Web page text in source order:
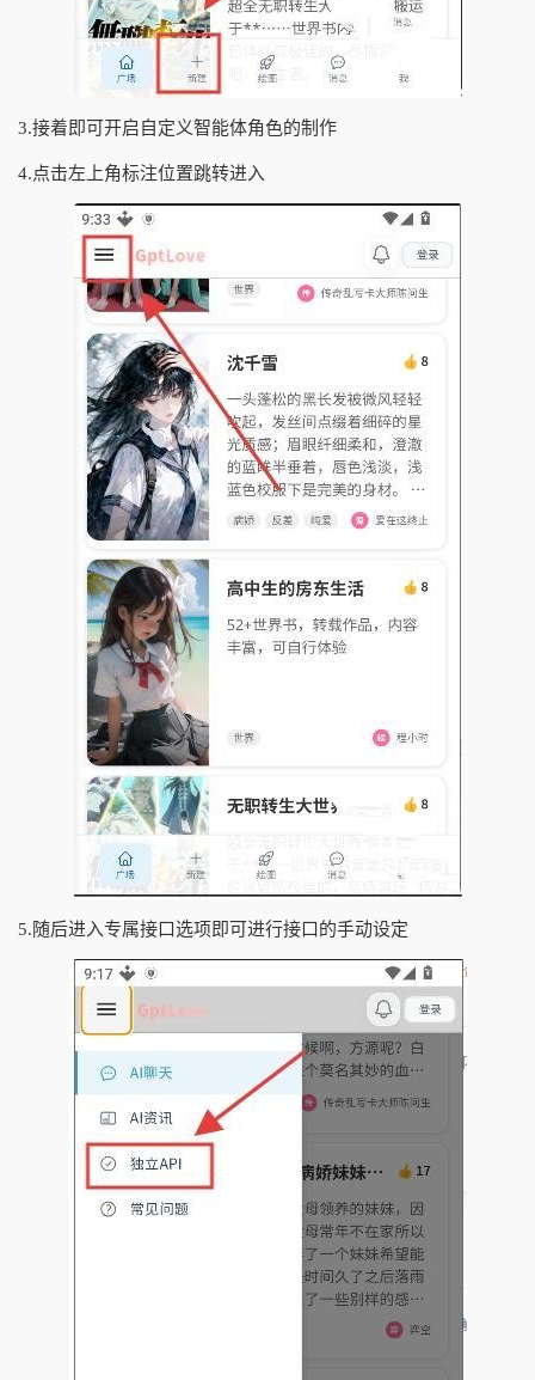
3.接着即可开启自定义智能体角色的制作
4.点击左上角标注位置跳转进入
5.随后进入专属接口选项即可进行接口的手动设定